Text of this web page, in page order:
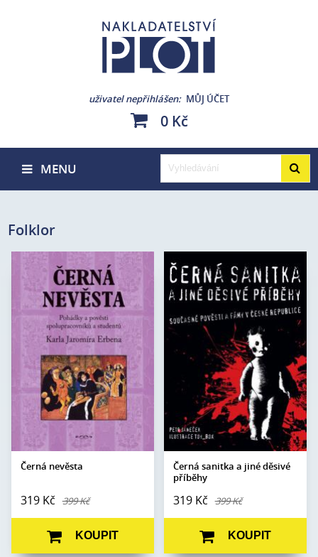
uživatel nepřihlášen MŮJ ÚČET
0 Kč
MENU
Folklor
Černá nevěsta
319 Kč 399 Kč
Autor:
Karel Jaromír Erben a
kolektiv
mimo edice
340
Formát:
160 x 230
Vazba:
pevná
Obrazová
část:
N/A
Datum
vydání:
11. 12. 2015
KOUPIT
Černá sanitka a jiné děsivé
příběhy
319 Kč 399 Kč
Autor:
Petr Janeček
Sanitka
Počet
stran:
Formát:
145 x 180
Vazba:
V8a (pevná)
Obrazová
Černobílé ilustrace
TOY_BOX
Datum
13. 9. 2018
KOUPIT